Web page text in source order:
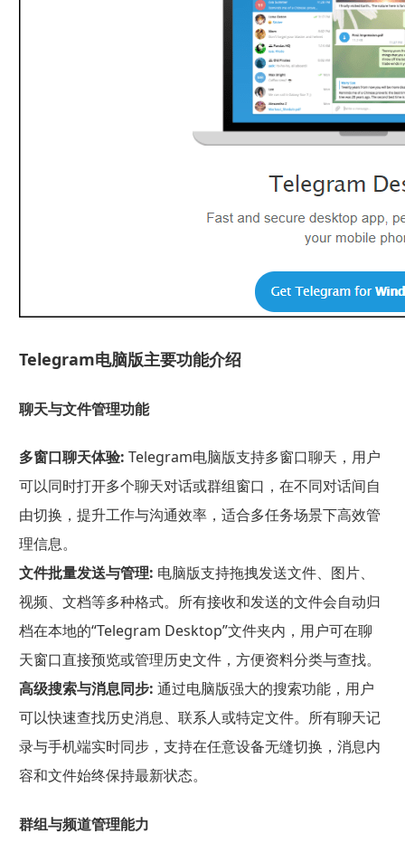
Telegram电脑版主要功能介绍
聊天与文件管理功能
多窗口聊天体验: Telegram电脑版支持多窗口聊天，用户
可以同时打开多个聊天对话或群组窗口，在不同对话间自
由切换，提升工作与沟通效率，适合多任务场景下高效管
理信息。
文件批量发送与管理: 电脑版支持拖拽发送文件、图片、
视频、文档等多种格式。所有接收和发送的文件会自动归
档在本地的“Telegram Desktop”文件夹内，用户可在聊
天窗口直接预览或管理历史文件，方便资料分类与查找。
高级搜索与消息同步: 通过电脑版强大的搜索功能，用户
可以快速查找历史消息、联系人或特定文件。所有聊天记
录与手机端实时同步，支持在任意设备无缝切换，消息内
容和文件始终保持最新状态。
群组与频道管理能力